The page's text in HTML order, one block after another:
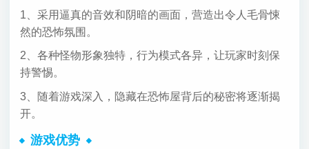
1、采用逼真的音效和阴暗的画面，营造出令人毛骨悚
然的恐怖氛围。
2、各种怪物形象独特，行为模式各异，让玩家时刻保
持警惕。
3、随着游戏深入，隐藏在恐怖屋背后的秘密将逐渐揭
开。
游戏优势